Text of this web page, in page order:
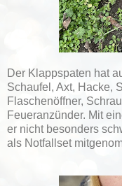
Der Klappspaten hat
Schaufel, Axt, Hacke,
Flaschenöffner,
Feueranzünder. Mit
er nicht besonders
als Notfallset